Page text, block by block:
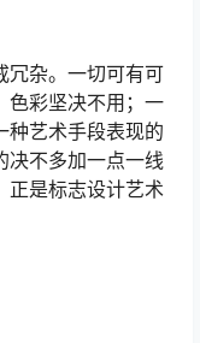
冗杂。一切可有可
色彩坚决不用；一
种艺术手段表现的
决不多加一点一线
正是标志设计艺术